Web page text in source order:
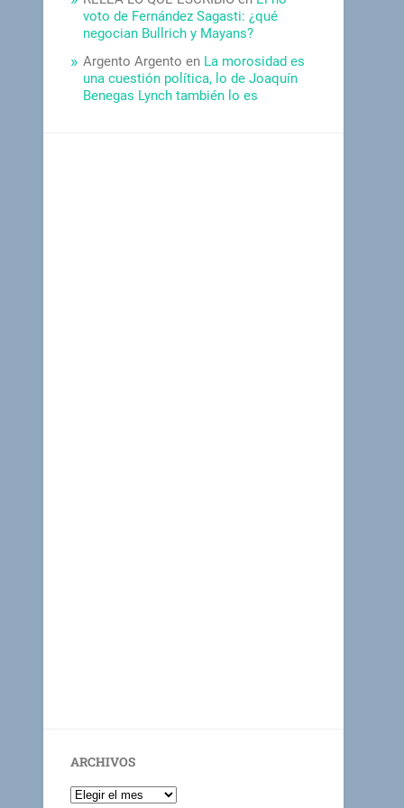
voto de Fernández Sagasti: ¿qué
negocian Bullrich y Mayans?
Argento Argento en La morosidad es
una cuestión política, lo de Joaquín
Benegas Lynch también lo es
ARCHIVOS